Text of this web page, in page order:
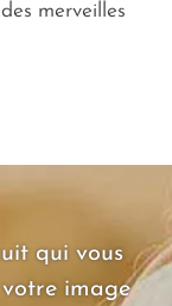
merveilles
qui vous
image